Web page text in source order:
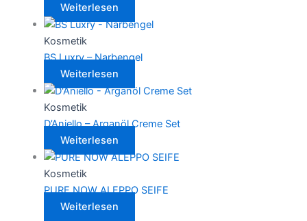
Weiterlesen
Kosmetik
BS Luxry – Narbengel
Weiterlesen
Kosmetik
D’Aniello – Arganöl Creme Set
Weiterlesen
Kosmetik
PURE NOW ALEPPO SEIFE
Weiterlesen